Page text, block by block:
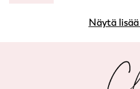
Näytä